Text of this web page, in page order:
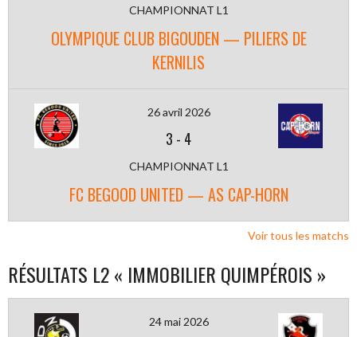
CHAMPIONNAT L1
OLYMPIQUE CLUB BIGOUDEN — PILIERS DE
KERNILIS
26 avril 2026
3 - 4
CHAMPIONNAT L1
FC BEGOOD UNITED — AS CAP-HORN
Voir tous les matchs
RÉSULTATS L2 « IMMOBILIER QUIMPÉROIS »
24 mai 2026